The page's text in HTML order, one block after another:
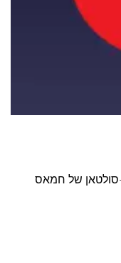
סולטאן של חמאס